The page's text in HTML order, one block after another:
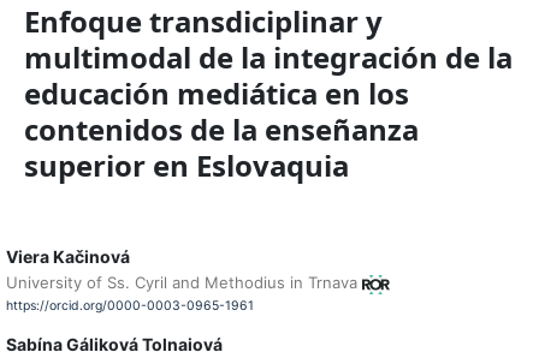
Enfoque transdiciplinar y
multimodal de la integración de la
educación mediática en los
contenidos de la enseñanza
superior en Eslovaquia
Viera Kačinová
University of Ss. Cyril and Methodius in Trnava
https://orcid.org/0000-0003-0965-1961
Sabína Gáliková Tolnaiová